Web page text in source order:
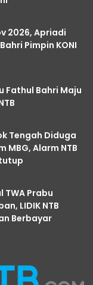
2026, Apriadi
Pimpin KONI
Fathul Bahri Maju
Tengah Diduga
MBG, Alarm NTB
TWA Prabu
LIDIK NTB
Berbayar